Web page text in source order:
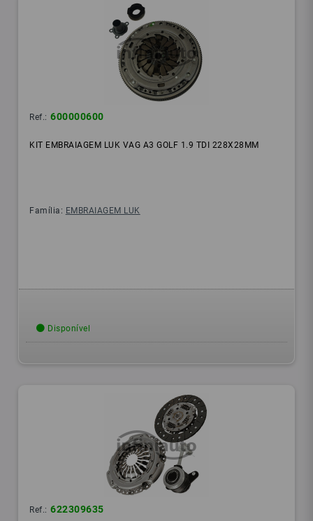
Ref.: 600000600
KIT EMBRAIAGEM LUK VAG A3 GOLF 1.9 TDI 228X28MM
Família: EMBRAIAGEM LUK
Disponível
Ref.: 622309635